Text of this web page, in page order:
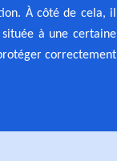
À côté de cela, il
à une certaine
correctement